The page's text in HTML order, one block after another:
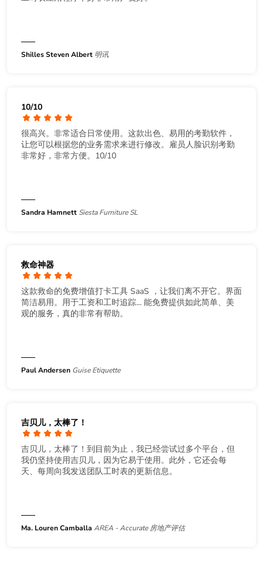
Shilles Steven Albert 明讯
10/10
很高兴。非常适合日常使用。这款出色、易用的考勤软件，
让您可以根据您的业务需求来进行修改。雇员人脸识别考勤
非常好，非常方便。10/10
Sandra Hamnett Siesta Furniture SL
救命神器
这款救命的免费增值打卡工具 SaaS ，让我们离不开它。界面
简洁易用。用于工资和工时追踪... 能免费提供如此简单、美
观的服务，真的非常有帮助。
Paul Andersen Guise Etiquette
吉贝儿，太棒了！
吉贝儿，太棒了！到目前为止，我已经尝试过多个平台，但
我仍坚持使用吉贝儿，因为它易于使用。此外，它还会每
天、每周向我发送团队工时表的更新信息。
Ma. Louren Camballa AREA - Accurate 房地产评估